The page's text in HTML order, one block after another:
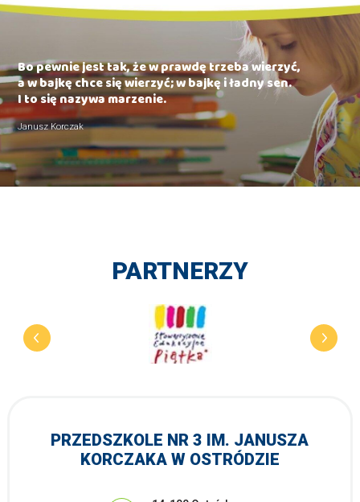
Bo pewnie jest tak, że w prawdę trzeba wierzyć,
a w bajkę chce się wierzyć; w bajkę i ładny sen.
I to się nazywa marzenie.
Janusz Korczak
PARTNERZY
PRZEDSZKOLE NR 3 IM. JANUSZA
KORCZAKA W OSTRÓDZIE